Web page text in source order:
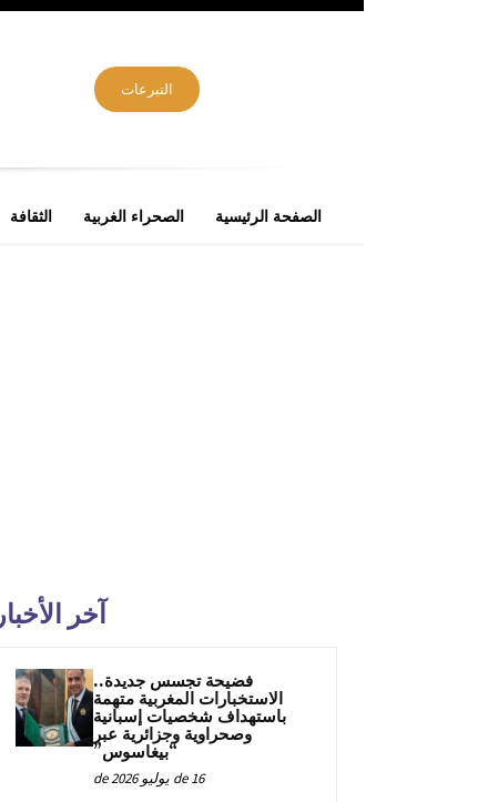
التبرعات
الصفحة الرئيسية الصحراء الغربية الثقافة
آخر الأخبار
فضيحة تجسس جديدة..
الاستخبارات المغربية متهمة
باستهداف شخصيات إسبانية
وصحراوية وجزائرية عبر
“بيغاسوس”
16 de يوليو de 2026